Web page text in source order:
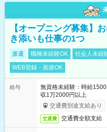
【オープニング募集】
き添いも仕事の1つ
派遣 職種未経験OK 社会人未経
WEB登録・面接OK
給与
無資格未経験：時給
収1万2000円以上
交通費別途支給あり
交通費 交通費全額支給